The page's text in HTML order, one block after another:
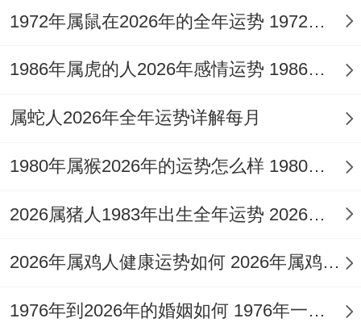
血压问题,最好安排全家体检！
机遇跟着挑战并存得关键节点 - 六月（6.25-
促 通过优化直播话术让转化率提升3倍！
但要看合作伙伴诚信度，有位店主轻信供应
适合佩戴祥安阁金吉显达吊坠增强贵人运 决
定性合作建议请专业法务审合同.
1972年属鼠在2026年的全年运势 1972年属鼠在52岁后的运气
1986年属虎的人2026年感情运势 1986年属虎的人这一生婚姻怎么样
属蛇人2026年全年运势详解每月
1980年属猴2026年的运势怎么样 1980年属猴人2月份运程
2026属猪人1983年出生全年运势 2026属猪人的全年运势
2026年属鸡人健康运势如何 2026年属鸡人的全年运势如何
1976年到2026年的婚姻如何 1976年一生婚姻状况